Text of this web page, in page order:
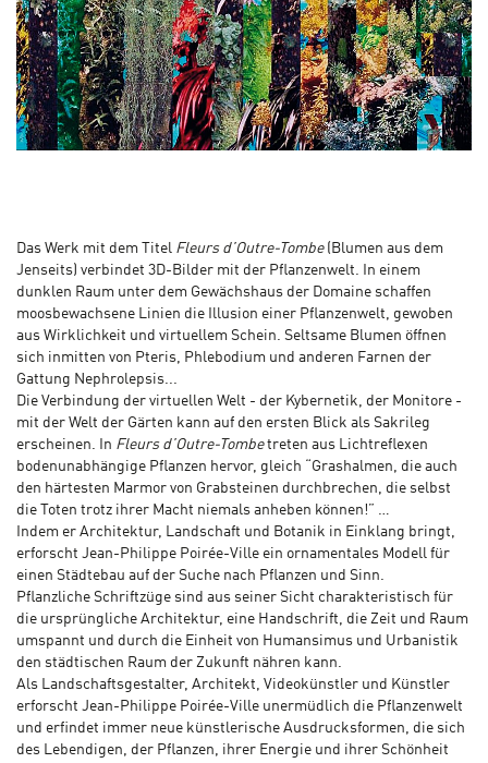
Das Werk mit dem Titel Fleurs d’Outre-Tombe(Blumen aus dem
Jenseits) verbindet 3D-Bilder mit der Pflanzenwelt. In einem
dunklen Raum unter dem Gewächshaus der Domaine schaffen
moosbewachsene Linien die Illusion einer Pflanzenwelt, gewoben
aus Wirklichkeit und virtuellem Schein. Seltsame Blumen öffnen
sich inmitten von Pteris, Phlebodium und anderen Farnen der
Gattung Nephrolepsis...
Die Verbindung der virtuellen Welt - der Kybernetik, der Monitore -
mit der Welt der Gärten kann auf den ersten Blick als Sakrileg
erscheinen. In Fleurs d’Outre-Tombetreten aus Lichtreflexen
bodenunabhängige Pflanzen hervor, gleich “Grashalmen, die auch
den härtesten Marmor von Grabsteinen durchbrechen, die selbst
die Toten trotz ihrer Macht niemals anheben können!” …
Indem er Architektur, Landschaft und Botanik in Einklang bringt,
erforscht Jean-Philippe Poirée-Ville ein ornamentales Modell für
einen Städtebau auf der Suche nach Pflanzen und Sinn.
Pflanzliche Schriftzüge sind aus seiner Sicht charakteristisch für
die ursprüngliche Architektur, eine Handschrift, die Zeit und Raum
umspannt und durch die Einheit von Humansimus und Urbanistik
den städtischen Raum der Zukunft nähren kann.
Als Landschaftsgestalter, Architekt, Videokünstler und Künstler
erforscht Jean-Philippe Poirée-Ville unermüdlich die Pflanzenwelt
und erfindet immer neue künstlerische Ausdrucksformen, die sich
des Lebendigen, der Pflanzen, ihrer Energie und ihrer Schönheit